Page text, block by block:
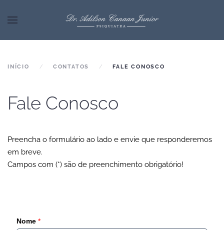
INÍCIO CONTATOS FALE CONOSCO
Fale Conosco
Preencha o formulário ao lado e envie que responderemos
em breve.
Campos com (*) são de preenchimento obrigatório!
Nome *